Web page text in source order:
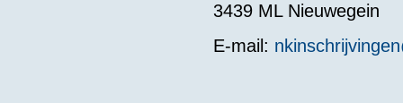
3439 ML Nieuwegein
E-mail: